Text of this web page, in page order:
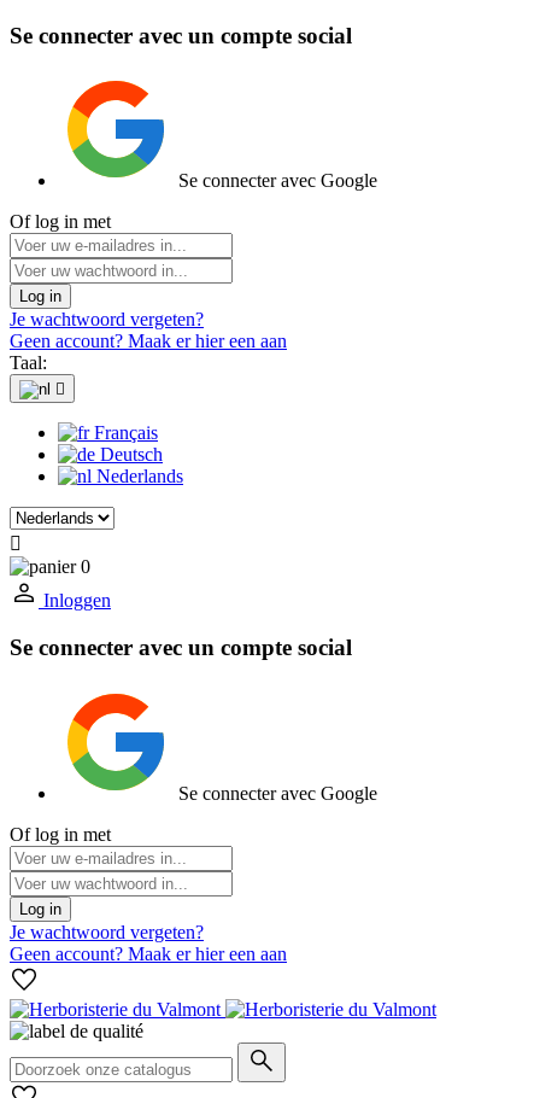
Se connecter avec un compte social
Se connecter avec Google
Of log in met
Log in
Je wachtwoord vergeten?
Geen account? Maak er hier een aan
Taal:

Français
Deutsch
Nederlands

0
Inloggen
Se connecter avec un compte social
Se connecter avec Google
Of log in met
Log in
Je wachtwoord vergeten?
Geen account? Maak er hier een aan